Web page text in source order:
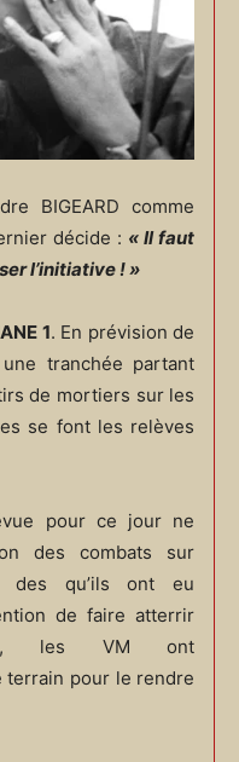
BIGEARD comme
décide : « Ilfaut
l’initiative ! »
1. En prévision de
tranchée partant
de mortiers sur les
se font les relèves
pour ce jour ne
des combats sur
qu’ils ont eu
de faire atterrir
les VM ont
terrain pour le rendre